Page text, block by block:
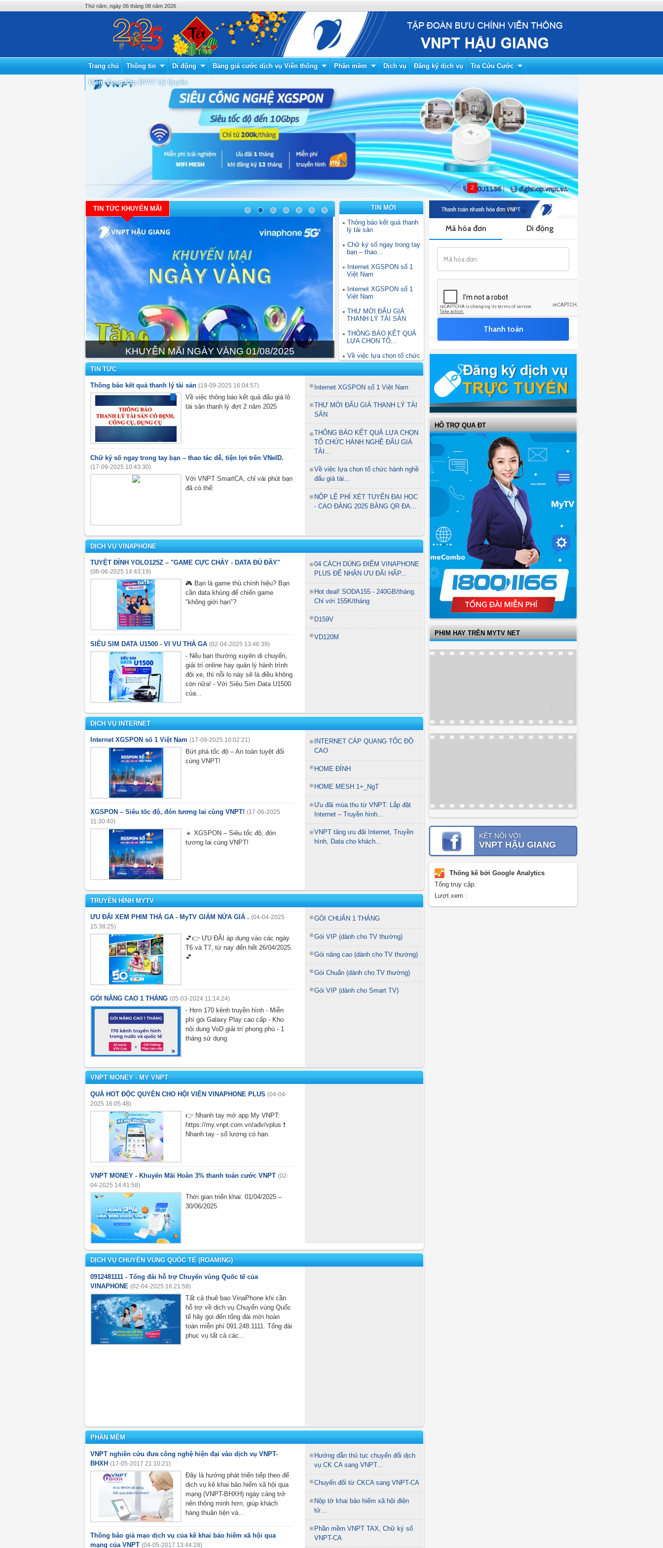
Trang chủ Thông tin Di động Bảng giá cước dịch vụ Viễn thông Phần mềm Dịch vụ Đăng ký dịch vụ Tra Cứu Cước
Điểm Cung Cấp DVVT Uỷ Quyền
Thứ năm, ngày 06 tháng 08 năm 2026
1 2 3 4 5 6 7 8 9 10 11
TIN TỨC KHUYẾN MÃI
KHUYỄN MÃI NGÀY VÀNG 01/08/2025
TIN MỚI
Thông báo kết quả thanh
lý tài sản
Chữ ký số ngay trong tay
bạn – thao...
Internet XGSPON số 1
Việt Nam
Internet XGSPON số 1
Việt Nam
THƯ MỜI ĐẤU GIÁ
THANH LÝ TÀI SẢN
THÔNG BÁO KẾT QUẢ
LỰA CHỌN TỔ...
Về việc lựa chọn tổ chức
hành...
TIN TỨC
Thông báo kết quả thanh lý tài sản(19-09-2025 16:04:57)
Về việc thông báo kết quả đấu giá lô
tài sản thanh lý đợt 2 năm 2025
Chữ ký số ngay trong tay bạn – thao tác dễ, tiện lợi trên VNeID.
(17-09-2025 10:43:30)
Với VNPT SmartCA, chỉ vài phút bạn
đã có thể:
Internet XGSPON số 1 Việt Nam
THƯ MỜI ĐẤU GIÁ THANH LÝ TÀI
SẢN
THÔNG BÁO KẾT QUẢ LỰA CHỌN
TỔ CHỨC HÀNH NGHỀ ĐẤU GIÁ
TÀI...
Về việc lựa chọn tổ chức hành nghề
đấu giá tài...
NỘP LỆ PHÍ XÉT TUYỂN ĐẠI HỌC
- CAO ĐẲNG 2025 BẰNG QR ĐA...
DỊCH VỤ VINAPHONE
TUYỆT ĐỈNH YOLO125Z – "GAME CỰC CHÁY - DATA ĐỦ ĐẦY"
(06-06-2025 14:43:19)
🎮 Bạn là game thủ chính hiệu? Bạn
cần data khủng để chiến game
"không giới hạn"?
SIÊU SIM DATA U1500 - VI VU THẢ GA(02-04-2025 13:46:39)
- Nếu bạn thường xuyên di chuyển,
giải trí online hay quản lý hành trình
đội xe, thì nỗi lo này sẽ là điều không
còn nữa! - Với Siêu Sim Data U1500
của...
04 CÁCH DÙNG ĐIỂM VINAPHONE
PLUS ĐỂ NHẬN ƯU ĐÃI HẤP...
Hot deal! SODA155 - 240GB/tháng.
Chỉ với 155K/tháng
D159V
VD120M
DỊCH VỤ INTERNET
Internet XGSPON số 1 Việt Nam(17-09-2025 10:02:21)
Bứt phá tốc độ – An toàn tuyệt đối
cùng VNPT!
XGSPON – Siêu tốc độ, đón tương lai cùng VNPT!(17-06-2025
11:30:40)
🔹 XGSPON – Siêu tốc độ, đón
tương lai cùng VNPT!
INTERNET CÁP QUANG TỐC ĐỘ
CAO
HOME ĐỈNH
HOME MESH 1+_NgT
Ưu đãi mùa thu từ VNPT: Lắp đặt
Internet – Truyền hình...
VNPT tăng ưu đãi Internet, Truyền
hình, Data cho khách...
TRUYỀN HÌNH MYTV
ƯU ĐÃI XEM PHIM THẢ GA - MyTV GIẢM NỬA GIÁ .(04-04-2025
15:38:25)
💕👉 ƯU ĐÃI áp dụng vào các ngày
T6 và T7, từ nay đến hết 26/04/2025.
💕
GÓI NÂNG CAO 1 THÁNG(05-03-2024 11:14:24)
- Hơn 170 kênh truyền hình - Miễn
phí gói Galaxy Play cao cấp - Kho
nội dung VoD giải trí phong phú - 1
tháng sử dụng
GÓI CHUẨN 1 THÁNG
Gói VIP (dành cho TV thường)
Gói nâng cao (dành cho TV thường)
Gói Chuẩn (dành cho TV thường)
Gói VIP (dành cho Smart TV)
VNPT MONEY - MY VNPT
QUÀ HOT ĐỘC QUYỀN CHO HỘI VIÊN VINAPHONE PLUS(04-04-
2025 16:05:48)
👉 Nhanh tay mở app My VNPT:
https://my.vnpt.com.vn/adv/vplus ❗
Nhanh tay - số lượng có hạn.
VNPT MONEY - Khuyến Mãi Hoàn 3% thanh toán cước VNPT(02-
04-2025 14:41:58)
Thời gian triển khai: 01/04/2025 –
30/06/2025
DỊCH VỤ CHUYỂN VÙNG QUỐC TẾ (ROAMING)
0912481111 - Tổng đài hỗ trợ Chuyển vùng Quốc tế của
VINAPHONE(02-04-2025 16:21:58)
Tất cả thuê bao VinaPhone khi cần
hỗ trợ về dịch vụ Chuyển vùng Quốc
tế hãy gọi đến tổng đài mới hoàn
toàn miễn phí 091.248.1111. Tổng đài
phục vụ tất cả các...
PHẦN MỀM
VNPT nghiên cứu đưa công nghệ hiện đại vào dịch vụ VNPT-
BHXH(17-05-2017 21:10:21)
Đây là hướng phát triển tiếp theo để
dịch vụ kê khai bảo hiểm xã hội qua
mạng (VNPT-BHXH) ngày càng trở
nên thông minh hơn, giúp khách
hàng thuận tiện và...
Thông báo giả mạo dịch vụ của kê khai bảo hiểm xã hội qua
mạng của VNPT(04-05-2017 13:44:28)
Hướng dẫn thủ tục chuyển đổi dịch
vụ CK CA sang VNPT...
Chuyển đổi từ CKCA sang VNPT-CA
Nộp tờ khai bảo hiểm xã hội điện
tử...
Phần mềm VNPT TAX, Chữ ký số
VNPT-CA
HỖ TRỢ QUA ĐT
PHIM HAY TRÊN MYTV NET
KẾT NỐI VỚI
VNPT HẬU GIANG
Thống kê bởi Google Analytics
Tổng truy cập:
Lượt xem :